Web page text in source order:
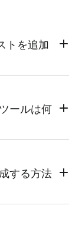
トを追加
ールは何
する方法